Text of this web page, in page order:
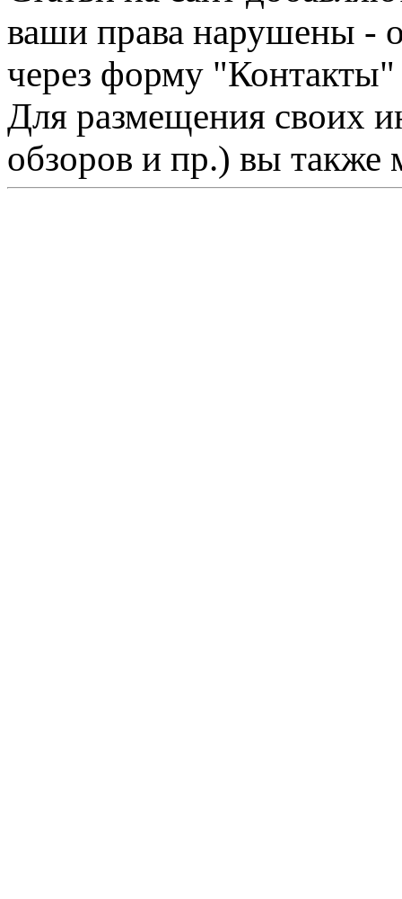
ваши права нарушены -
через форму "Контакты"
Для размещения своих
обзоров и пр.) вы также